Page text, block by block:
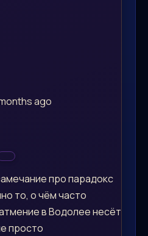
ago
про парадокс
то, о чём часто
в Водолее несёт
просто